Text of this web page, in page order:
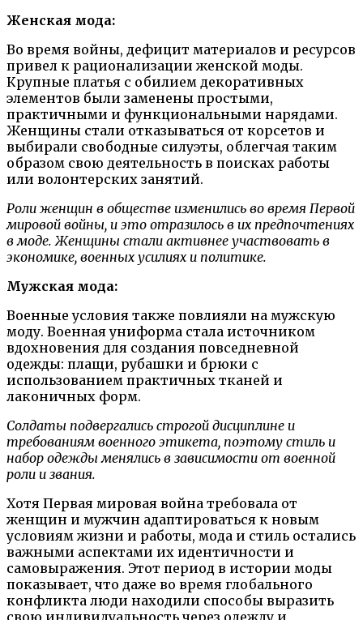
Женская мода:
Во время войны, дефицит материалов и ресурсов
привел к рационализации женской моды.
Крупные платья с обилием декоративных
элементов были заменены простыми,
практичными и функциональными нарядами.
Женщины стали отказываться от корсетов и
выбирали свободные силуэты, облегчая таким
образом свою деятельность в поисках работы
или волонтерских занятий.
Роли женщин в обществе изменились во время Первой
мировой войны, и это отразилось в их предпочтениях
в моде. Женщины стали активнее участвовать в
экономике, военных усилиях и политике.
Мужская мода:
Военные условия также повлияли на мужскую
моду. Военная униформа стала источником
вдохновения для создания повседневной
одежды: плащи, рубашки и брюки с
использованием практичных тканей и
лаконичных форм.
Солдаты подвергались строгой дисциплине и
требованиям военного этикета, поэтому стиль и
набор одежды менялись в зависимости от военной
роли и звания.
Хотя Первая мировая война требовала от
женщин и мужчин адаптироваться к новым
условиям жизни и работы, мода и стиль остались
важными аспектами их идентичности и
самовыражения. Этот период в истории моды
показывает, что даже во время глобального
конфликта люди находили способы выразить
свою индивидуальность через одежду и